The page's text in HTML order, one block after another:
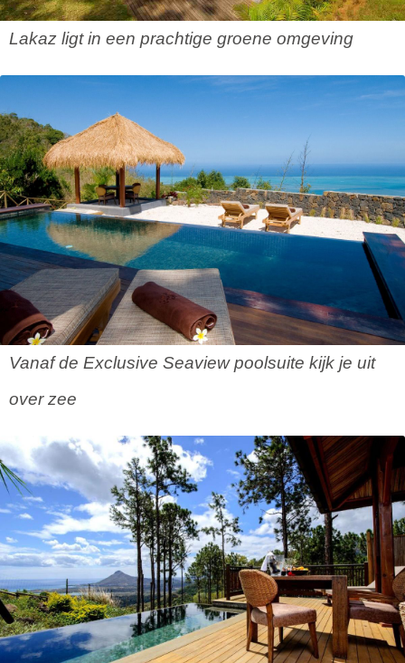
Lakaz ligt in een prachtige groene omgeving
Vanaf de Exclusive Seaview poolsuite kijk je uit
over zee